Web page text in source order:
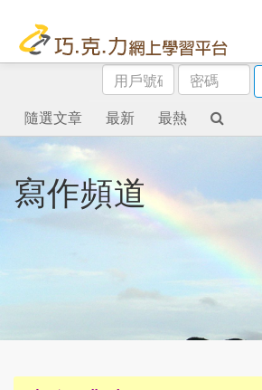
用
戶
號
碼
密
碼
隨選文章
最新 最熱
寫作頻道